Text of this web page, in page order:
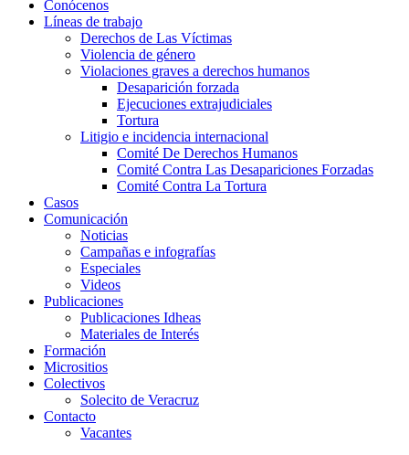
Conócenos
Líneas de trabajo
Derechos de Las Víctimas
Violencia de género
Violaciones graves a derechos humanos
Desaparición forzada​
Ejecuciones extrajudiciales
Tortura
Litigio e incidencia internacional
Comité De Derechos Humanos​
Comité Contra Las Desapariciones Forzadas
Comité Contra La Tortura​
Casos
Comunicación
Noticias
Campañas e infografías
Especiales
Videos
Publicaciones
Publicaciones Idheas
Materiales de Interés
Formación
Micrositios
Colectivos
Solecito de Veracruz
Contacto
Vacantes